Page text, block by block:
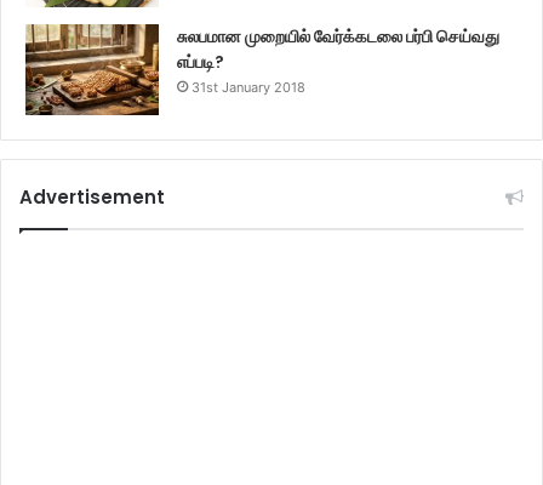
சுலபமான முறையில் வேர்க்கடலை பர்பி செய்வது
எப்படி?
31st January 2018
Advertisement